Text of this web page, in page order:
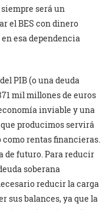
será un
el BES con dinero
esa dependencia
PIB (o una deuda
mil millones de euros
inviable y una
producimos servirá
rentas financieras.
de futuro. Para reducir
soberana
reducir la carga
sus balances, ya que la